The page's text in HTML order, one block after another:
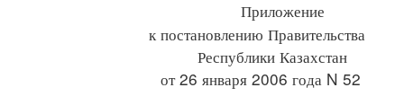
Приложение
к постановлению Правительства
Республики Казахстан
от 26 января 2006 года N 52